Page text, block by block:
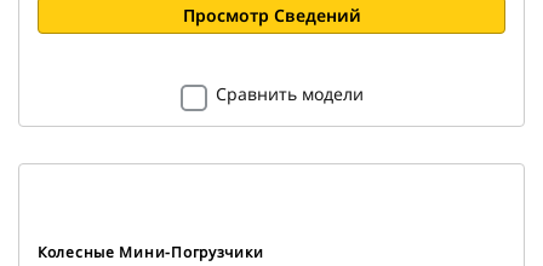
Просмотр Сведений
Сравнить модели
Колесные Мини-Погрузчики